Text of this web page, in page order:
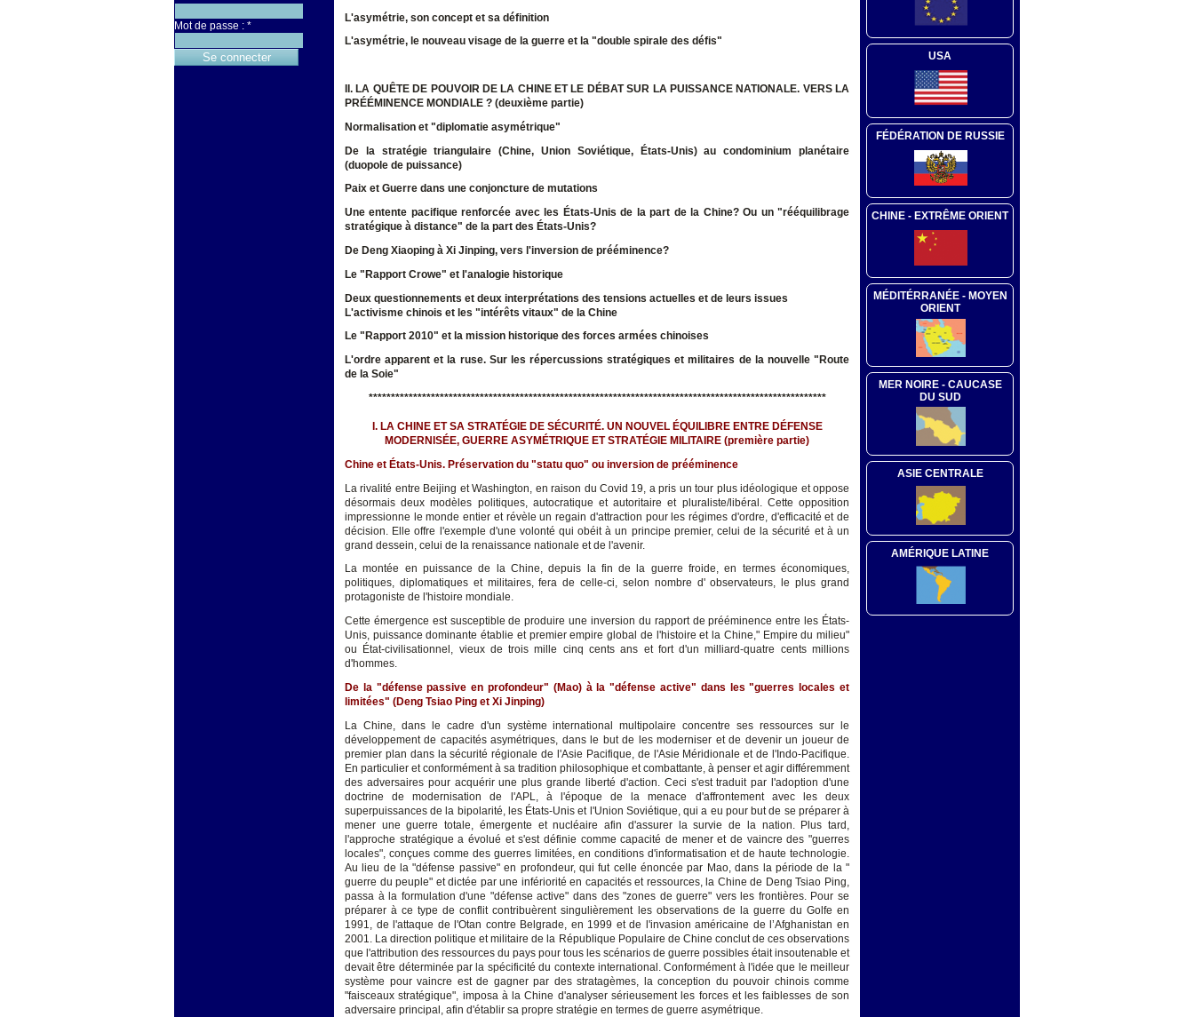
Mot de passe : *
L'asymétrie, son concept et sa définition
L'asymétrie, le nouveau visage de la guerre et la "double spirale des défis"
II. LA QUÊTE DE POUVOIR DE LA CHINE ET LE DÉBAT SUR LA PUISSANCE NATIONALE. VERS LA
PRÉÉMINENCE MONDIALE ? (deuxième partie)
Normalisation et "diplomatie asymétrique"
De la stratégie triangulaire (Chine, Union Soviétique, États-Unis) au condominium planétaire
(duopole de puissance)
Paix et Guerre dans une conjoncture de mutations
Une entente pacifique renforcée avec les États-Unis de la part de la Chine? Ou un "rééquilibrage
stratégique à distance" de la part des États-Unis?
De Deng Xiaoping à Xi Jinping, vers l'inversion de prééminence?
Le "Rapport Crowe" et l'analogie historique
Deux questionnements et deux interprétations des tensions actuelles et de leurs issues
L'activisme chinois et les "intérêts vitaux" de la Chine
Le "Rapport 2010" et la mission historique des forces armées chinoises
L'ordre apparent et la ruse. Sur les répercussions stratégiques et militaires de la nouvelle "Route
de la Soie"
*******************************************************************************************************
I. LA CHINE ET SA STRATÉGIE DE SÉCURITÉ. UN NOUVEL ÉQUILIBRE ENTRE DÉFENSE
MODERNISÉE, GUERRE ASYMÉTRIQUE ET STRATÉGIE MILITAIRE (première partie)
Chine et États-Unis. Préservation du "statu quo" ou inversion de prééminence
La rivalité entre Beijing et Washington, en raison du Covid 19, a pris un tour plus idéologique et oppose
désormais deux modèles politiques, autocratique et autoritaire et pluraliste/libéral. Cette opposition
impressionne le monde entier et révèle un regain d'attraction pour les régimes d'ordre, d'efficacité et de
décision. Elle offre l'exemple d'une volonté qui obéit à un principe premier, celui de la sécurité et à un
grand dessein, celui de la renaissance nationale et de l'avenir.
La montée en puissance de la Chine, depuis la fin de la guerre froide, en termes économiques,
politiques, diplomatiques et militaires, fera de celle-ci, selon nombre d' observateurs, le plus grand
protagoniste de l'histoire mondiale.
Cette émergence est susceptible de produire une inversion du rapport de prééminence entre les États-
Unis, puissance dominante établie et premier empire global de l'histoire et la Chine," Empire du milieu"
ou État-civilisationnel, vieux de trois mille cinq cents ans et fort d'un milliard-quatre cents millions
d'hommes.
De la "défense passive en profondeur" (Mao) à la "défense active" dans les "guerres locales et
limitées" (Deng Tsiao Ping et Xi Jinping)
La Chine, dans le cadre d'un système international multipolaire concentre ses ressources sur le
développement de capacités asymétriques, dans le but de les moderniser et de devenir un joueur de
premier plan dans la sécurité régionale de l'Asie Pacifique, de l'Asie Méridionale et de l'Indo-Pacifique.
En particulier et conformément à sa tradition philosophique et combattante, à penser et agir différemment
des adversaires pour acquérir une plus grande liberté d'action. Ceci s'est traduit par l'adoption d'une
doctrine de modernisation de l'APL, à l'époque de la menace d'affrontement avec les deux
superpuissances de la bipolarité, les États-Unis et l'Union Soviétique, qui a eu pour but de se préparer à
mener une guerre totale, émergente et nucléaire afin d'assurer la survie de la nation. Plus tard,
l'approche stratégique a évolué et s'est définie comme capacité de mener et de vaincre des "guerres
locales", conçues comme des guerres limitées, en conditions d'informatisation et de haute technologie.
Au lieu de la "défense passive" en profondeur, qui fut celle énoncée par Mao, dans la période de la "
guerre du peuple" et dictée par une infériorité en capacités et ressources, la Chine de Deng Tsiao Ping,
passa à la formulation d'une "défense active" dans des "zones de guerre" vers les frontières. Pour se
préparer à ce type de conflit contribuèrent singulièrement les observations de la guerre du Golfe en
1991, de l'attaque de l'Otan contre Belgrade, en 1999 et de l'invasion américaine de l’Afghanistan en
2001. La direction politique et militaire de la République Populaire de Chine conclut de ces observations
que l'attribution des ressources du pays pour tous les scénarios de guerre possibles était insoutenable et
devait être déterminée par la spécificité du contexte international. Conformément à l'idée que le meilleur
système pour vaincre est de gagner par des stratagèmes, la conception du pouvoir chinois comme
"faisceaux stratégique", imposa à la Chine d'analyser sérieusement les forces et les faiblesses de son
adversaire principal, afin d'établir sa propre stratégie en termes de guerre asymétrique.
USA
FÉDÉRATION DE RUSSIE
CHINE - EXTRÊME ORIENT
MÉDITÉRRANÉE - MOYEN
ORIENT
MER NOIRE - CAUCASE
DU SUD
ASIE CENTRALE
AMÉRIQUE LATINE